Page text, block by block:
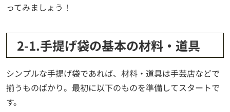
ってみましょう！
2-1.手提げ袋の基本の材料・道具
シンプルな手提げ袋であれば、材料・道具は手芸店などで
揃うものばかり。最初に以下のものを準備してスタートで
す。